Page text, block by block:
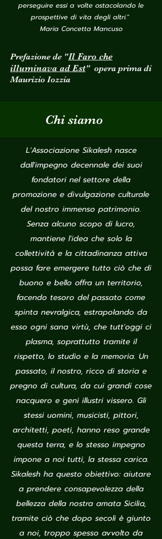
perseguire essi a volte ostacolando le
prospettive di vita degli altri."
Maria Concetta Mancuso
Prefazione de "Il Faro che
illuminava ad Est" opera prima di
Maurizio Iozzia
Chi siamo
L'Associazione Sikalesh nasce
dall'impegno decennale dei suoi
fondatori nel settore della
promozione e divulgazione culturale
del nostro immenso patrimonio.
Senza alcuno scopo di lucro,
mantiene l'idea che solo la
collettività e la cittadinanza attiva
possa fare emergere tutto ciò che di
buono e bello offra un territorio,
facendo tesoro del passato come
spinta nevralgica, estrapolando da
esso ogni sana virtù, che tutt'oggi ci
plasma, soprattutto tramite il
rispetto, lo studio e la memoria. Un
passato, il nostro, ricco di storia e
pregno di cultura, da cui grandi cose
nacquero e geni illustri vissero. Gli
stessi uomini, musicisti, pittori,
architetti, poeti, hanno reso grande
questa terra, e lo stesso impegno
impone a noi tutti, la stessa carica.
Sikalesh ha questo obiettivo: aiutare
a prendere consapevolezza della
bellezza della nostra amata Sicilia,
tramite ciò che dopo secoli è giunto
a noi, troppo spesso avvolto da